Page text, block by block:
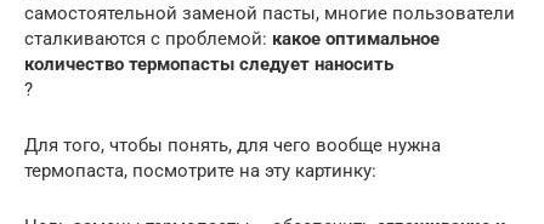
самостоятельной заменой пасты, многие пользователи
сталкиваются с проблемой: какое оптимальное
количество термопасты следует наносить
?
Для того, чтобы понять, для чего вообще нужна
термопаста, посмотрите на эту картинку: